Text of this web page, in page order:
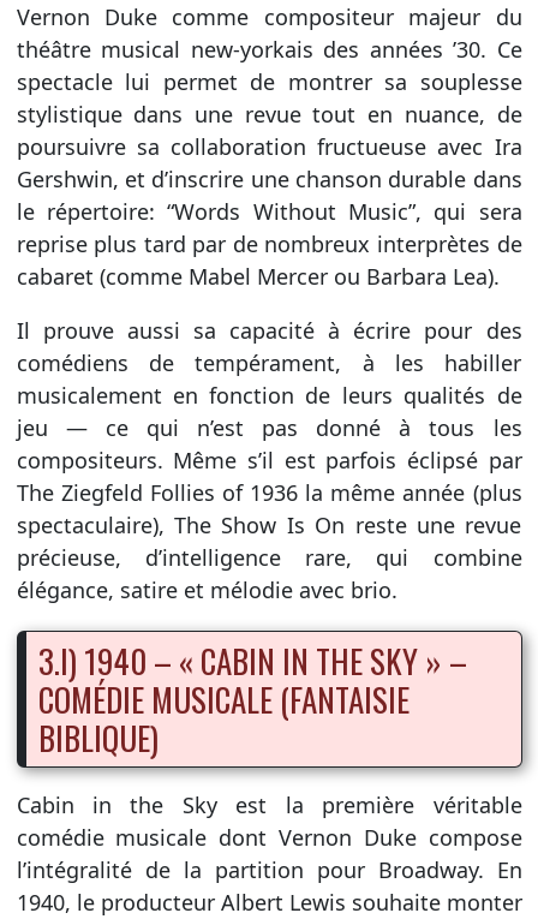
Vernon Duke comme compositeur majeur du
théâtre musical new-yorkais des années ’30. Ce
spectacle lui permet de montrer sa souplesse
stylistique dans une revue tout en nuance, de
poursuivre sa collaboration fructueuse avec Ira
Gershwin, et d’inscrire une chanson durable dans
le répertoire: “Words Without Music”, qui sera
reprise plus tard par de nombreux interprètes de
cabaret (comme Mabel Mercer ou Barbara Lea).
Il prouve aussi sa capacité à écrire pour des
comédiens de tempérament, à les habiller
musicalement en fonction de leurs qualités de
jeu — ce qui n’est pas donné à tous les
compositeurs. Même s’il est parfois éclipsé par
The Ziegfeld Follies of 1936 la même année (plus
spectaculaire), The Show Is On reste une revue
précieuse, d’intelligence rare, qui combine
élégance, satire et mélodie avec brio.
3.I) 1940 – « CABIN IN THE SKY » –
COMÉDIE MUSICALE (FANTAISIE
BIBLIQUE)
Cabin in the Sky est la première véritable
comédie musicale dont Vernon Duke compose
l’intégralité de la partition pour Broadway. En
1940, le producteur Albert Lewis souhaite monter